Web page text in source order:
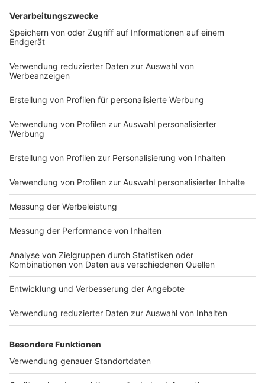
DEINE GEMERKTEN ARTIKEL
Du hast dir noch keine Artikel gemerkt
Markiere sie hierfür mit einem
Impressum
Nutzungsbedingungen
Jobs
Presse
Werben
Archiv
ANTENNE BAYERN GROUP
Kontakt
Studio-Hotline
Verkehrs-Hotline
Newsletter